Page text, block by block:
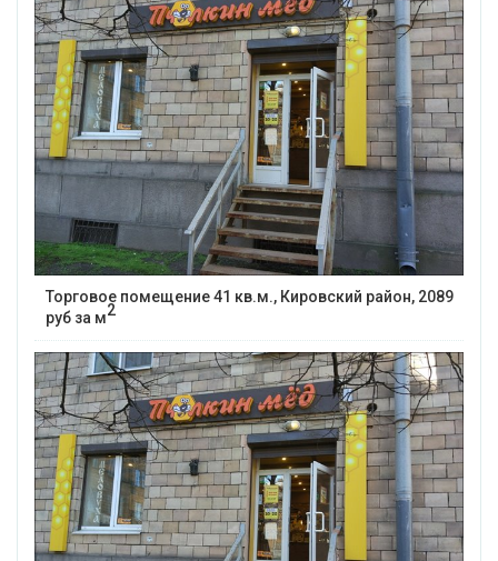
Торговое помещение 41 кв.м., Кировский район, 2089
руб за м2